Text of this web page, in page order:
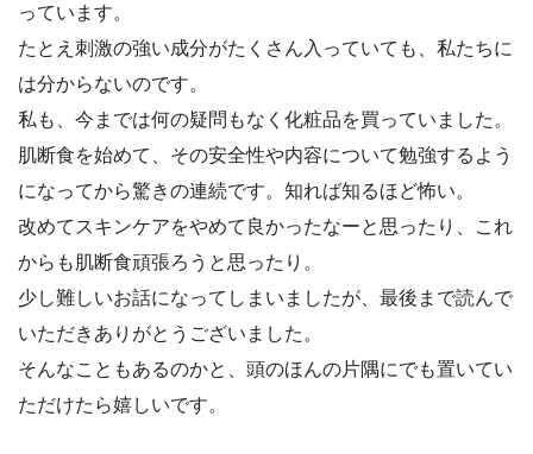
っています。
たとえ刺激の強い成分がたくさん入っていても、私たちに
は分からないのです。
私も、今までは何の疑問もなく化粧品を買っていました。
肌断食を始めて、その安全性や内容について勉強するよう
になってから驚きの連続です。知れば知るほど怖い。
改めてスキンケアをやめて良かったなーと思ったり、これ
からも肌断食頑張ろうと思ったり。
少し難しいお話になってしまいましたが、最後まで読んで
いただきありがとうございました。
そんなこともあるのかと、頭のほんの片隅にでも置いてい
ただけたら嬉しいです。